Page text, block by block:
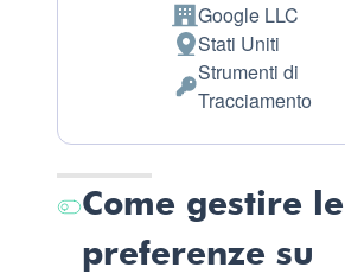
Azienda:
Google LLC
Luogo
del
trattamento:
Stati Uniti
Dati
Strumenti di
Tracciamento
Come gestire le
preferenze su